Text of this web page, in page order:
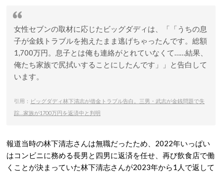
女性セブンの取材に応じたビッグダディは、
「うちの息
子が金銭トラブルを抱えたまま逃げちゃったんです。総額
1,700万円。息子とは俺も連絡がとれていなくて……結果、
俺たち家族で尻拭いすることにしたんです」
と告白して
います。
引用： ビッグダディ林下清志が借金トラブル告白。三男・武志が金銭問題で失
踪…家族が1700万円を返済中と判明
報道当時の林下清志さんは無職だったため、2022年いっぱい
はコンビニに務める長男と四男に返済を任せ、再び飲食店で働
くことが決まっていた林下清志さんが2023年から1人で返して